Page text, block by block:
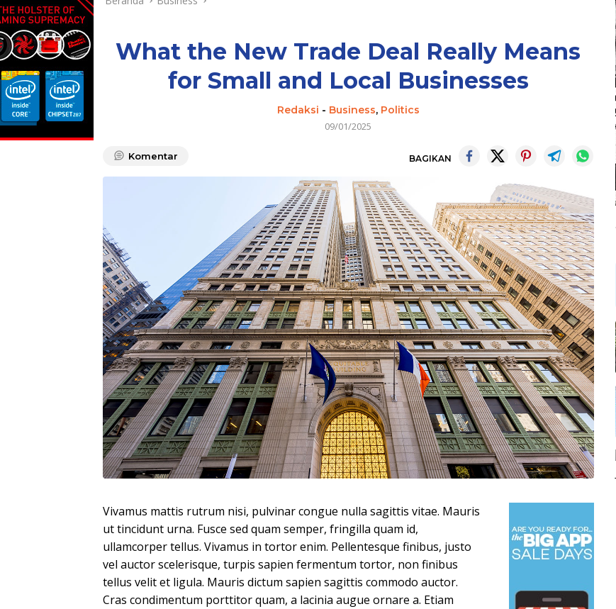
What the New Trade Deal Really Means
for Small and Local Businesses
Redaksi - Business, Politics
09/01/2025
Komentar BAGIKAN
Vivamus mattis rutrum nisi, pulvinar congue nulla sagittis vitae. Mauris
ut tincidunt urna. Fusce sed quam semper, fringilla quam id,
ullamcorper tellus. Vivamus in tortor enim. Pellentesque finibus, justo
vel auctor scelerisque, turpis sapien fermentum tortor, non finibus
tellus velit et ligula. Mauris dictum sapien sagittis commodo auctor.
Cras condimentum porttitor quam, a lacinia augue ornare a. Etiam